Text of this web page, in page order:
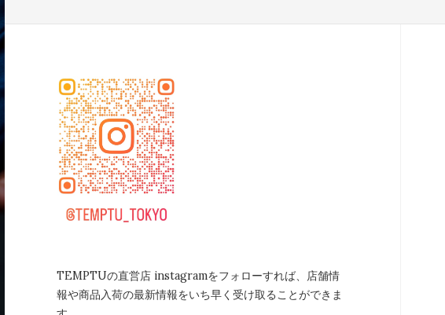
TEMPTUの直営店 instagramをフォローすれば、店舗情
報や商品入荷の最新情報をいち早く受け取ることができま